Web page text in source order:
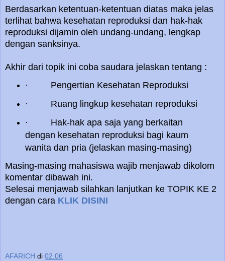
Berdasarkan ketentuan-ketentuan diatas maka jelas
terlihat bahwa kesehatan reproduksi dan hak-hak
reproduksi dijamin oleh undang-undang, lengkap
dengan sanksinya.
Akhir dari topik ini coba saudara jelaskan tentang :
·
Pengertian Kesehatan Reproduksi
·
Ruang lingkup kesehatan reproduksi
·
Hak-hak apa saja yang berkaitan
dengan kesehatan reproduksi bagi kaum
wanita dan pria (jelaskan masing-masing)
Masing-masing mahasiswa wajib menjawab dikolom
komentar dibawah ini.
Selesai menjawab silahkan lanjutkan ke TOPIK KE 2
dengan cara KLIK DISINI
AFARICH di 02.06